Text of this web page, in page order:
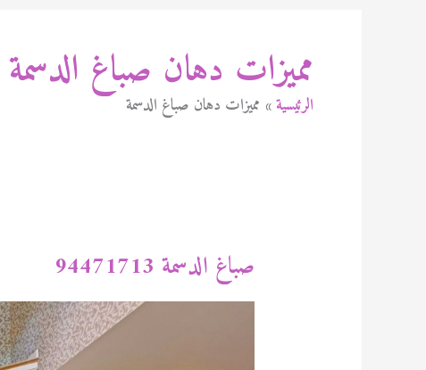
مميزات دهان صباغ الدسمة
الرئيسية مميزات دهان صباغ الدسمة
صباغ الدسمة 94471713